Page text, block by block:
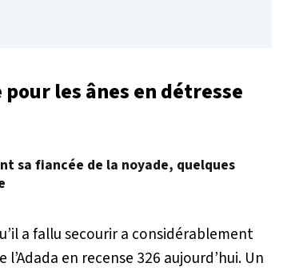
les ânes en détresse
sa fiancée de la noyade, quelques
a fallu secourir a considérablement
en recense 326 aujourd’hui. Un